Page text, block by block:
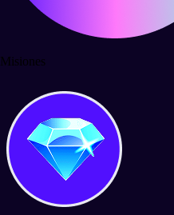
Misiones